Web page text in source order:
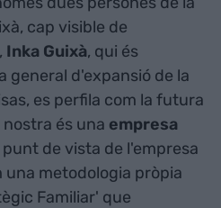
cap visible de
Inka Guixà, qui és
general d'expansió de la
es perfila com la futura
nostra és una empresa
de vista de l'empresa
metodologia pròpia
Familiar' que